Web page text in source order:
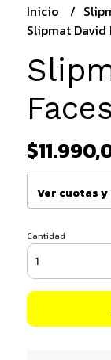
Inicio
Slipmat David
Faces
Ver cuotas
Cantidad